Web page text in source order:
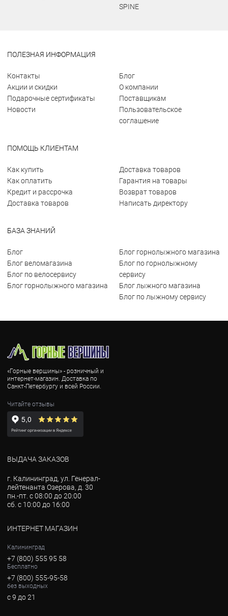
SPINE
ПОЛЕЗНАЯ ИНФОРМАЦИЯ
Контакты
Акции и скидки
Подарочные сертификаты
Новости
Блог
О компании
Поставщикам
Пользовательское
соглашение
ПОМОЩЬ КЛИЕНТАМ
Как купить
Как оплатить
Кредит и рассрочка
Доставка товаров
Доставка товаров
Гарантия на товары
Возврат товаров
Написать директору
БАЗА ЗНАНИЙ
Блог
Блог веломагазина
Блог по велосервису
Блог горнолыжного магазина
Блог горнолыжного магазина
Блог по горнолыжному
сервису
Блог лыжного магазина
Блог по лыжному сервису
«Горные вершины» - розничный и
интернет-магазин. Доставка по
Санкт-Петербургу и всей России.
Читайте отзывы
ВЫДАЧА ЗАКАЗОВ
г. Калининград, ул. Генерал-
лейтенанта Озерова, д. 30
пн.-пт. с 08:00 до 20:00
сб. с 10:00 до 16:00
ИНТЕРНЕТ МАГАЗИН
Калининград
+7 (800) 555 95 58
Бесплатно
+7 (800) 555-95-58
без выходных
с 9 до 21